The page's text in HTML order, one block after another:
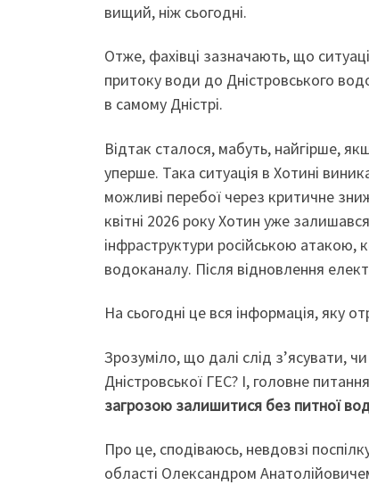
вищий, ніж сьогодні.
Отже, фахівці зазначають, що
притоку води до Дністровського
в самому Дністрі.
Відтак сталося, мабуть, найгірше,
уперше. Така ситуація в Хотині
можливі перебої через критичне
квітні 2026 року Хотин уже
інфраструктури російською атакою,
водоканалу. Після відновлення
На сьогодні це вся інформація, яку
Зрозуміло, що далі слід з’ясувати,
Дністровської ГЕС? І, головне
загрозою залишитися без питної
Про це, сподіваюсь, невдовзі
області Олександром